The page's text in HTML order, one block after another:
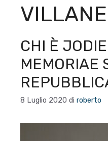
CHI È
MEMORIAE
8 Luglio 2020 di roberto